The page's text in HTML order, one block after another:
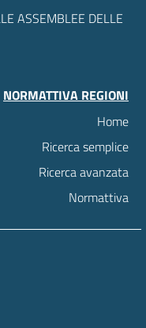
ASSEMBLEE DELLE
NORMATTIVA REGIONI
Home
Ricerca semplice
Ricerca avanzata
Normattiva